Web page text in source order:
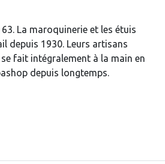
La maroquinerie et les étuis
depuis 1930. Leurs artisans
fait intégralement à la main en
depuis longtemps.